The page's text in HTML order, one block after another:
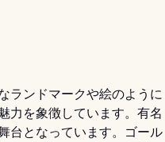
ランドマークや絵のように
力を象徴しています。有名
台となっています。ゴール